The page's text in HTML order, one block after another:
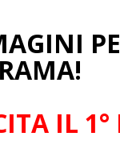
IL 1°